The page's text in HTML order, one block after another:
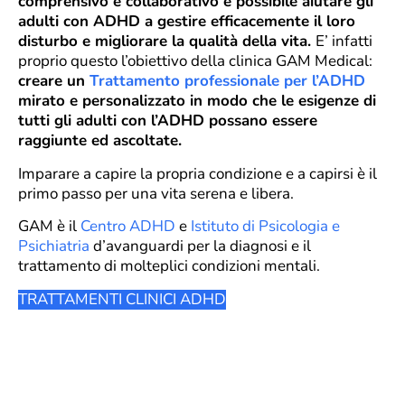
adulti con ADHD a gestire efficacemente il loro
disturbo e migliorare la qualità della vita. E’ infatti
proprio questo l’obiettivo della clinica GAM Medical:
creare un Trattamento professionale per l’ADHD
mirato e personalizzato in modo che le esigenze di
tutti gli adulti con l’ADHD possano essere
raggiunte ed ascoltate.
Imparare a capire la propria condizione e a capirsi è il
primo passo per una vita serena e libera.
GAM è il Centro ADHD e Istituto di Psicologia e
Psichiatria d’avanguardi per la diagnosi e il
trattamento di molteplici condizioni mentali.
TRATTAMENTI CLINICI ADHD